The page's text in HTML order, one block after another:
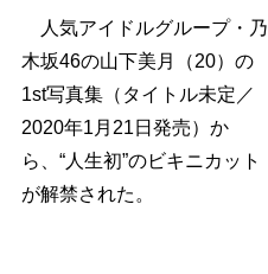
人気アイドルグループ・乃
木坂46の山下美月（20）の
1st写真集（タイトル未定／
2020年1月21日発売）か
ら、“人生初”のビキニカット
が解禁された。